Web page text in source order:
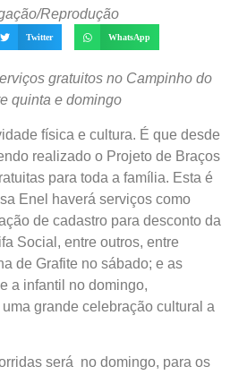
Reprodução
Twitter WhatsApp
gratuitos no Campinho do
quinta e domingo
física e cultura. É que desde
realizado o Projeto de Braços
para toda a família. Esta é
Enel haverá serviços como
de cadastro para desconto da
Social, entre outros, entre
de Grafite no sábado; e as
a infantil no domingo,
grande celebração cultural a
será no domingo, para os